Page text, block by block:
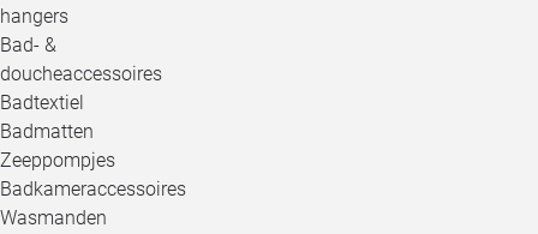
hangers
Bad- &
doucheaccessoires
Badtextiel
Badmatten
Zeeppompjes
Badkameraccessoires
Wasmanden